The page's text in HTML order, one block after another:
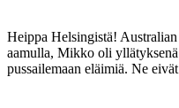
Heippa Helsingistä!
aamulla, Mikko oli
pussailemaan eläimiä. Ne